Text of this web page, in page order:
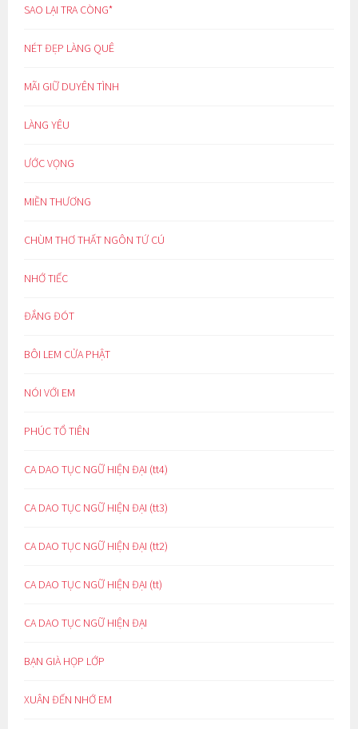
SAO LẠI TRA CÒNG*
NÉT ĐẸP LÀNG QUÊ
MÃI GIỮ DUYÊN TÌNH
LÀNG YÊU
ƯỚC VỌNG
MIỀN THƯƠNG
CHÙM THƠ THẤT NGÔN TỨ CÚ
NHỚ TIẾC
ĐẮNG ĐÓT
BÔI LEM CỬA PHẬT
NÓI VỚI EM
PHÚC TỔ TIÊN
CA DAO TỤC NGỮ HIỆN ĐẠI (tt4)
CA DAO TỤC NGỮ HIỆN ĐẠI (tt3)
CA DAO TỤC NGỮ HIỆN ĐẠI (tt2)
CA DAO TỤC NGỮ HIỆN ĐẠI (tt)
CA DAO TỤC NGỮ HIỆN ĐẠI
BẠN GIÀ HỌP LỚP
XUÂN ĐẾN NHỚ EM